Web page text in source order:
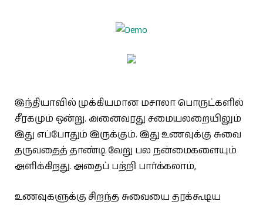
இந்தியாவில் முக்கியமான மசாலா பொருட்களில்
சீரகமும் ஒன்று. அனைவரது சமையலறையிலும்
இது எப்போதும் இருக்கும். இது உணவுக்கு சுவை
தருவதைத் தாண்டி வேறு பல நன்மைகளையும்
அளிக்கிறது. அதைப் பற்றி பார்க்கலாம்,
உணவுகளுக்கு சிறந்த சுவையை தரக்கூடிய